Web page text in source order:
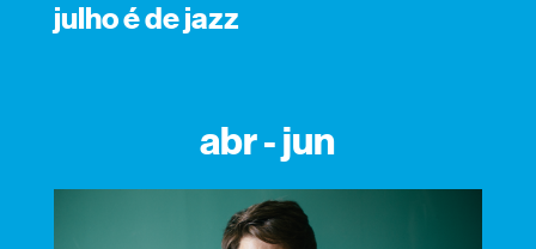
julho é de jazz
abr - jun